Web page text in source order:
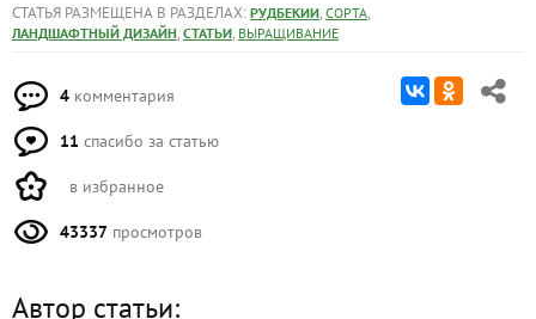
СТАТЬЯ РАЗМЕЩЕНА В РАЗДЕЛАХ: РУДБЕКИИ, СОРТА,
ЛАНДШАФТНЫЙ ДИЗАЙН, СТАТЬИ, ВЫРАЩИВАНИЕ
4 комментария
11 спасибо за статью
в избранное
43337 просмотров
Автор статьи: